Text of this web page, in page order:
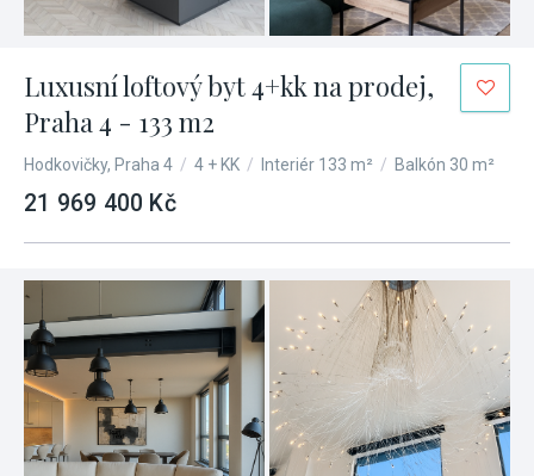
Luxusní loftový byt 4+kk na prodej,
Praha 4 - 133 m2
Hodkovičky, Praha 4 / 4 + KK / Interiér 133 m² / Balkón 30 m²
21 969 400 Kč